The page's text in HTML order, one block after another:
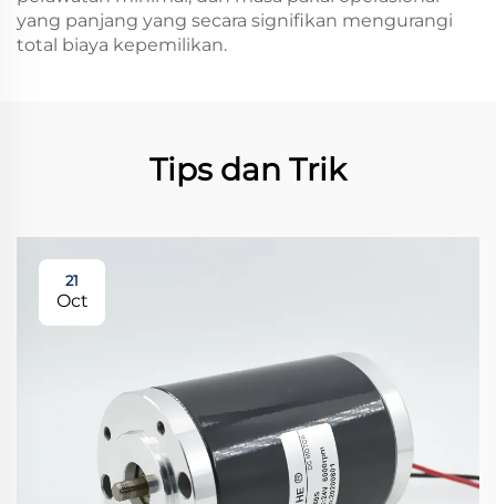
yang panjang yang secara signifikan mengurangi
total biaya kepemilikan.
Tips dan Trik
21
Oct